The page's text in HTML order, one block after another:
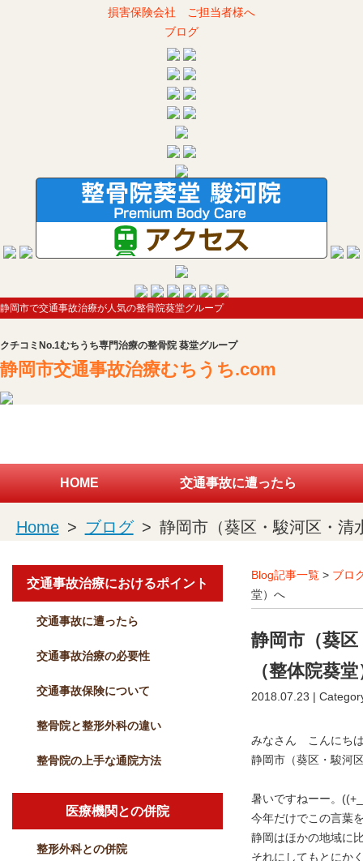
損害保険会社 ご担当者様へ
ブログ
静岡市で交通事故治療が人気の整骨院葵堂グループ
クチコミNo.1むちうち専門治療の整骨院 葵堂グループ
静岡市交通事故治療むちうち.com
HOME 交通事故に遭ったら
Home > ブログ > 静岡市（葵区・駿河区・清
Blog記事一覧 > ブロ
堂）へ
静岡市（葵
（整体院葵
2018.07.23 |
みなさん こんにち
静岡市（葵区・駿河
暑いですねーー。
今年だけでこの言葉
静岡はほかの地域に
それにしてもとにか
交通事故治療におけるポイント
交通事故に遭ったら
交通事故治療の必要性
交通事故保険について
整骨院と整形外科の違い
整骨院の上手な通院方法
医療機関との併院
整形外科との併院